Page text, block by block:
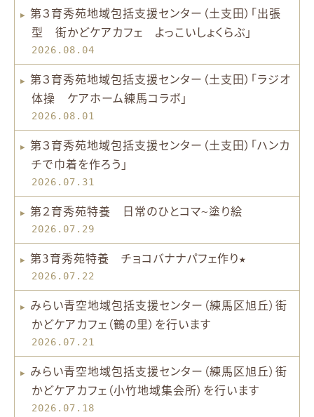
第３育秀苑地域包括支援センター（土支田）「出張
型 街かどケアカフェ よっこいしょくらぶ」
2026.08.04
第３育秀苑地域包括支援センター（土支田）「ラジオ
体操 ケアホーム練馬コラボ」
2026.08.01
第３育秀苑地域包括支援センター（土支田）「ハンカ
チで巾着を作ろう」
2026.07.31
第２育秀苑特養 日常のひとコマ~塗り絵
2026.07.29
第3育秀苑特養 チョコバナナパフェ作り★
2026.07.22
みらい青空地域包括支援センター（練馬区旭丘）街
かどケアカフェ（鶴の里）を行います
2026.07.21
みらい青空地域包括支援センター（練馬区旭丘）街
かどケアカフェ（小竹地域集会所）を行います
2026.07.18